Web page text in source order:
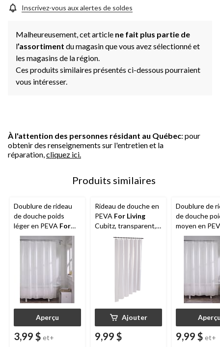
Inscrivez-vous aux alertes de soldes
Malheureusement, cet article ne fait plus partie de
l’assortiment du magasin que vous avez sélectionné et
les magasins de la région.
Ces produits similaires présentés ci-dessous pourraient
vous intéresser.
À l'attention des personnes résidant au Québec: pour
obtenir des renseignements sur l'entretien et la
réparation, cliquez ici.
Produits similaires
Doublure de rideau
de douche poids
léger en PEVA For
Living, 70 x 72 po
Aperçu
3,99 $ et+
Rideau de douche en
PEVA For Living
Cubitz, transparent,
70 x 72 po
Ajouter
9,99 $
Doublure de
de douche
moyen en
Living, 70 x
9,99 $ et+